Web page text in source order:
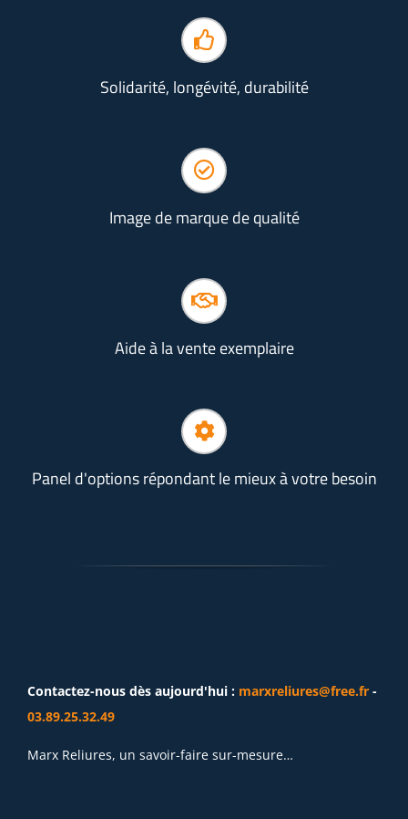
Solidarité, longévité, durabilité
Image de marque de qualité
Aide à la vente exemplaire
Panel d'options répondant le mieux à votre besoin
Contactez-nous dès aujourd'hui : marxreliures@free.fr -
03.89.25.32.49
Marx Reliures, un savoir-faire sur-mesure…